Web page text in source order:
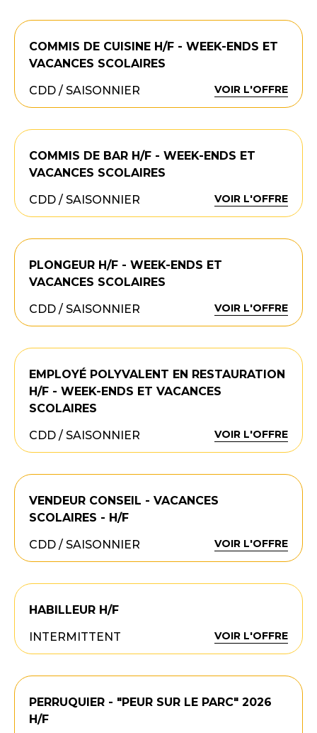
COMMIS DE CUISINE H/F - WEEK-ENDS ET
VACANCES SCOLAIRES
CDD / SAISONNIER
VOIR L'OFFRE
COMMIS DE BAR H/F - WEEK-ENDS ET
VACANCES SCOLAIRES
CDD / SAISONNIER
VOIR L'OFFRE
PLONGEUR H/F - WEEK-ENDS ET
VACANCES SCOLAIRES
CDD / SAISONNIER
VOIR L'OFFRE
EMPLOYÉ POLYVALENT EN RESTAURATION
H/F - WEEK-ENDS ET VACANCES
SCOLAIRES
CDD / SAISONNIER
VOIR L'OFFRE
VENDEUR CONSEIL - VACANCES
SCOLAIRES - H/F
CDD / SAISONNIER
VOIR L'OFFRE
HABILLEUR H/F
INTERMITTENT
VOIR L'OFFRE
PERRUQUIER - "PEUR SUR LE PARC" 2026
H/F